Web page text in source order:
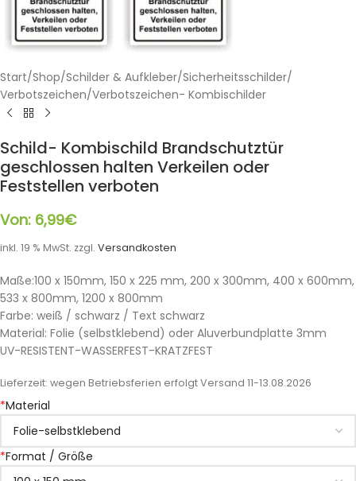
Start/Shop/Schilder & Aufkleber/Sicherheitsschilder/
Verbotszeichen/Verbotszeichen- Kombischilder
Schild- Kombischild Brandschutztür
geschlossen halten Verkeilen oder
Feststellen verboten
Von: 6,99€
inkl. 19 % MwSt. zzgl. Versandkosten
Maße:100 x 150mm, 150 x 225 mm, 200 x 300mm, 400 x 600mm,
533 x 800mm, 1200 x 800mm
Farbe: weiß / schwarz / Text schwarz
Material: Folie (selbstklebend) oder Aluverbundplatte 3mm
UV-RESISTENT-WASSERFEST-KRATZFEST
Lieferzeit: wegen Betriebsferien erfolgt Versand 11-13.08.2026
*Material
*Format / Größe